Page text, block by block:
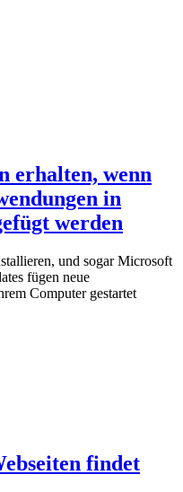
erhalten, wenn
in
werden
und sogar Microsoft
fügen neue
Computer gestartet
findet